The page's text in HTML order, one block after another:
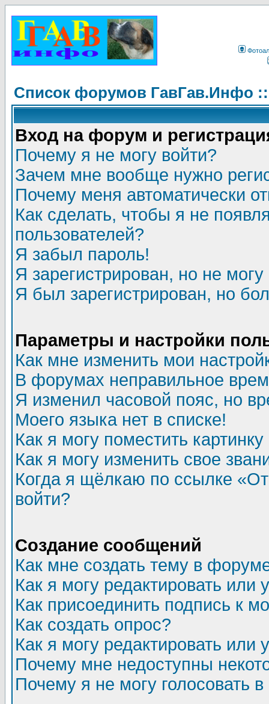
Список форумов ГавГав.Инфо
Вход на форум и
Почему я не могу войти?
Зачем мне вообще нужно
Почему меня автоматически
Как сделать, чтобы я не
пользователей?
Я забыл пароль!
Я зарегистрирован, но не могу
Я был зарегистрирован, но
Параметры и настройки
Как мне изменить мои
В форумах неправильное
Я изменил часовой пояс, но
Моего языка нет в списке!
Как я могу поместить
Как я могу изменить свое
Когда я щёлкаю по ссылке
войти?
Создание сообщений
Как мне создать тему в
Как я могу редактировать или
Как присоединить подпись к
Как создать опрос?
Как я могу редактировать или
Почему мне недоступны
Почему я не могу голосовать